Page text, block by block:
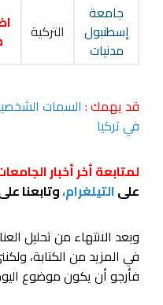
جامعة
إسطنبول
مدنيات
التركية
قد يهمك : السمات
في تركيا
لمتابعة أخر أخبار
علىالتيلغرام،وتابعنا
وبعد الانتهاء من تحليل
في المزيد من الكتابة،
فأرجو أن يكون موضوع